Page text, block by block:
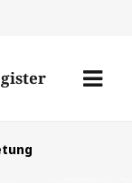
den
Menü